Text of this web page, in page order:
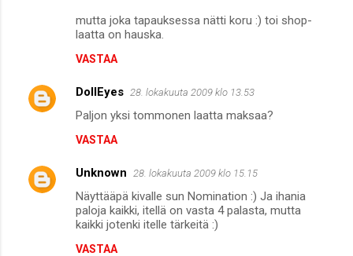
mutta joka tapauksessa nätti koru :) toi shop-
laatta on hauska.
VASTAA
DollEyes 28. lokakuuta 2009 klo 13.53
Paljon yksi tommonen laatta maksaa?
VASTAA
Unknown 28. lokakuuta 2009 klo 15.15
Näyttääpä kivalle sun Nomination :) Ja ihania
paloja kaikki, itellä on vasta 4 palasta, mutta
kaikki jotenki itelle tärkeitä :)
VASTAA